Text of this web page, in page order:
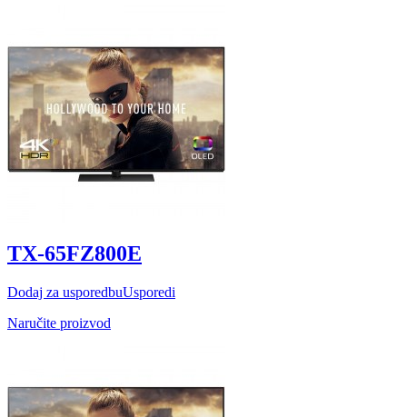
TX-65FZ800E
Dodaj za usporedbuUsporedi
Naručite proizvod